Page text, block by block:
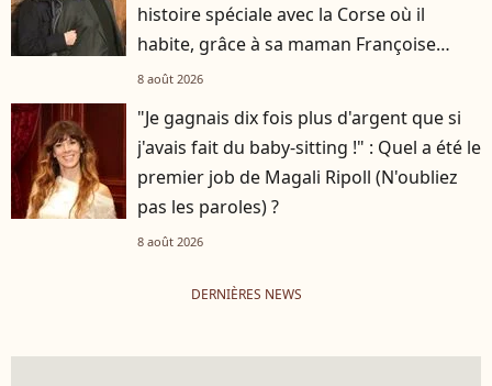
histoire spéciale avec la Corse où il
habite, grâce à sa maman Françoise
Hardy
8 août 2026
"Je gagnais dix fois plus d'argent que si
j'avais fait du baby-sitting !" : Quel a été le
premier job de Magali Ripoll (N'oubliez
pas les paroles) ?
8 août 2026
DERNIÈRES NEWS